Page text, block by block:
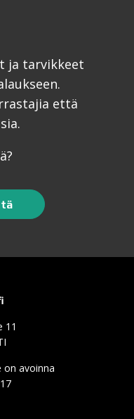
ja tarvikkeet
että
11
on avoinna